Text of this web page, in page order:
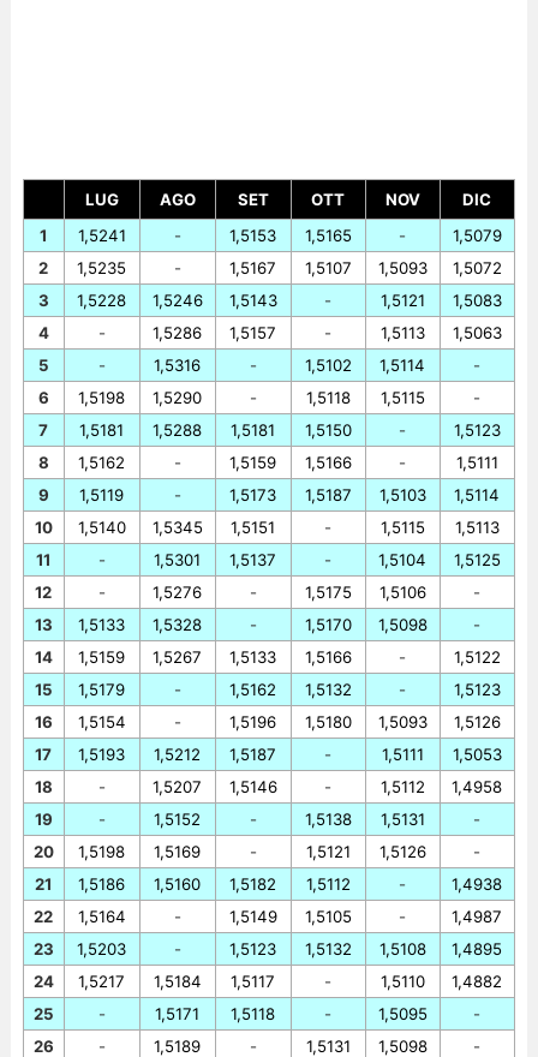
LUG AGO SET OTT NOV
DIC
1
2
3
4
5
6
7
8
9
10
11
12
13
14
15
16
17
18
19
20
21
22
23
24
25
26
1,5241
1,5235
1,5228
-
-
1,5198
1,5181
1,5162
1,5119
1,5140
-
-
1,5133
1,5159
1,5179
1,5154
1,5193
-
-
1,5198
1,5186
1,5164
1,5203
1,5217
-
-
-
-
1,5246
1,5286
1,5316
1,5290
1,5288
-
-
1,5345
1,5301
1,5276
1,5328
1,5267
-
-
1,5212
1,5207
1,5152
1,5169
1,5160
-
-
1,5184
1,5171
1,5189
1,5153
1,5167
1,5143
1,5157
-
-
1,5181
1,5159
1,5173
1,5151
1,5137
-
-
1,5133
1,5162
1,5196
1,5187
1,5146
-
-
1,5182
1,5149
1,5123
1,5117
1,5118
-
1,5165
1,5107
-
-
1,5102
1,5118
1,5150
1,5166
1,5187
-
-
1,5175
1,5170
1,5166
1,5132
1,5180
-
-
1,5138
1,5121
1,5112
1,5105
1,5132
-
-
1,5131
-
1,5093
1,5121
1,5113
1,5114
1,5115
-
-
1,5103
1,5115
1,5104
1,5106
1,5098
-
-
1,5093
1,5111
1,5112
1,5131
1,5126
-
-
1,5108
1,5110
1,5095
1,5098
1,5079
1,5072
1,5083
1,5063
-
-
1,5123
1,5111
1,5114
1,5113
1,5125
-
-
1,5122
1,5123
1,5126
1,5053
1,4958
-
-
1,4938
1,4987
1,4895
1,4882
-
-